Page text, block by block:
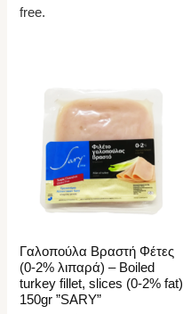
free.
Γαλοπούλα Βραστή Φέτες
(0-2% λιπαρά) – Boiled
turkey fillet, slices (0-2% fat)
150gr ”SARY”